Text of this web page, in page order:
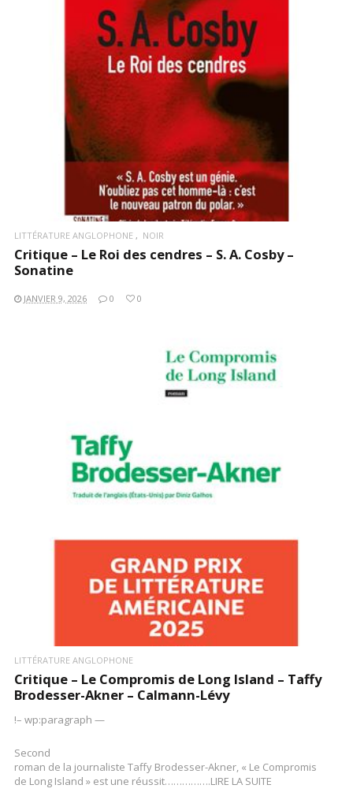
LIRE LA SUITE
LITTÉRATURE ANGLOPHONE NOIR
Critique – Le Roi des cendres – S. A. Cosby –
Sonatine
JANVIER 9, 2026 0 0
LIRE LA SUITE
LITTÉRATURE ANGLOPHONE
Critique – Le Compromis de Long Island – Taffy
Brodesser-Akner – Calmann-Lévy
!– wp:paragraph —
Second
roman de la journaliste Taffy Brodesser-Akner, « Le Compromis
de Long Island » est une réussit…………….LIRE LA SUITE